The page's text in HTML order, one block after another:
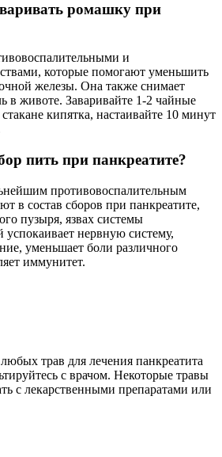
ромашку при
и
которые помогают уменьшить
железы. Она также снимает
в животе. Заваривайте 1-2 чайные
кипятка, настаивайте 10 минут
пить при панкреатите?
противовоспалительным
в состав сборов при панкреатите,
пузыря, язвах системы
нервную систему,
уменьшает боли различного
иммунитет.
трав для лечения панкреатита
с врачом. Некоторые травы
с лекарственными препаратами или